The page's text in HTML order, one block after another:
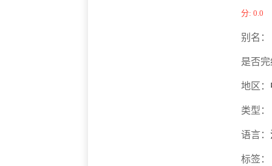
分: 0.0
别名：
是否
地区：
类型：
语言：
标签：